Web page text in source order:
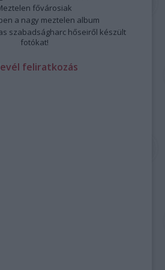
fővárosiak
a nagy meztelen album
szabadságharc hőseiről készült
fotókat!
feliratkozás